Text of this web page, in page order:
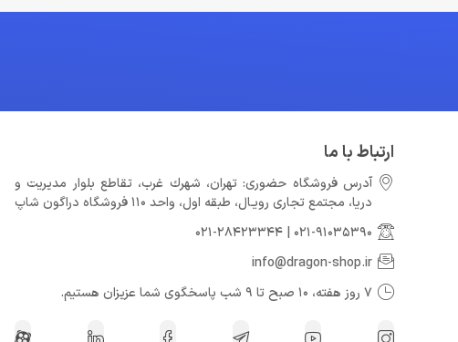
ارتباط با ما
آدرس فروشگاه حضوری: تهران، شهرك غرب، تقاطع بلوار مدیریت و
دريا، مجتمع تجارى رويـال، طبقه اول، واحد 110 فروشگاه دراگون شاپ
021-91035390
|
021-28423344
info@dragon-shop.ir
7 روز هفته، 10 صبح تا 9 شب پاسخگوی شما عزیزان هستیم.